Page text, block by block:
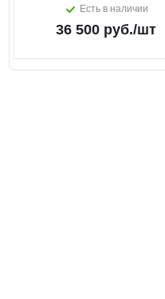
Есть в наличии
36 500 руб./шт